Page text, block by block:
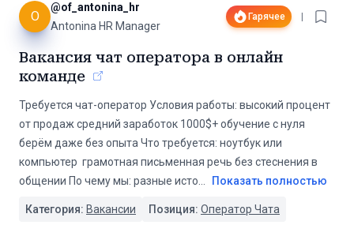
O
@of_antonina_hr
Antonina HR Manager
Гарячее
Вакансия чат оператора в онлайн
команде
Требуется чат-оператор Условия работы: высокий процент
от продаж средний заработок 1000$+ обучение с нуля
берём даже без опыта Что требуется: ноутбук или
компьютер ️ грамотная письменная речь без стеснения в
общении По чему мы: разные исто
Показать полностью
Категория: Вакансии Позиция: Оператор Чата